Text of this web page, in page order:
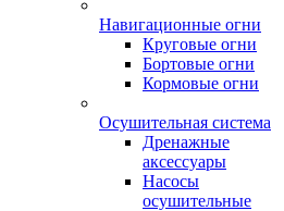
Навигационные огни
Круговые огни
Бортовые огни
Кормовые огни
Осушительная система
Дренажные
аксессуары
Насосы
осушительные